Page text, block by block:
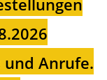
Anrufe.